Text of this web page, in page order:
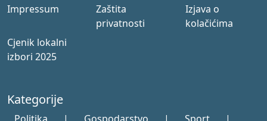
Impressum
Zaštita
privatnosti
Izjava o
kolačićima
Cjenik lokalni
izbori 2025
Kategorije